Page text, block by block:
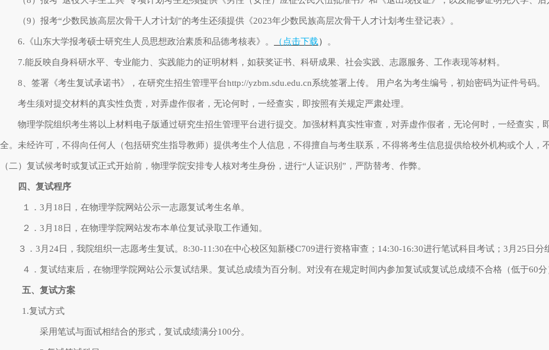
（9）报考“少数民族高层次骨干人才计划 ”的考生还须提供《2023年少数民族高层次骨干人才计划考生登记表》。
6. 《山东大学报考硕士研究生人员思想政治素质和品德考核表》。 （ 点击下载） 。
7.能反映自身科研水平、专业能力、实践能力的证明材料，如获奖证书、科研成果、社会实践、志愿服务、工作表现等材料。
8、签署《考生复试承诺书》，在研究生招生管理平台http://yzbm.sdu.edu.cn系统签署上传。 用户名为考生编号，初始密码为证件号码。
考生须对提交材料的真实性负责，对弄虚作假者，无论何时，一经查实，即按照有关规定严肃处理。
物理学院组织考生将以上材料电子版通过研究生招生管理平台进行提交。加强材料真实性审查，对弄虚作假者，无论何时，一经查实
全。未经许可，不得向任何人（包括研究生指导教师）提供考生个人信息，不得擅自与考生联系，不得将考生信息提供给校外机构或个人，
（二）复试候考时或复试正式开始前，物理学院安排专人核对考生身份，进行“人证识别”，严防替考、作弊。
四、复试程序
１． 3月 18 日，在物理学院网站公示一志愿复试考生名单。
２． 3月 18 日，在物理学院网站发布本单位复试录取工作通知。
３． 3月 24日，我院组织一志愿考生复试。 8:30-11:30在中心校区知新楼C709进行资格审查； 14:30-16:30进行笔试科目考试； 3月 25 日分
４．复试结束后，在物理学院网站公示复试结果。复试总成绩为百分制。对没有在规定时间内参加复试或复试总成绩不合格（低于60分
五、复试方案
1.复试方式
采用笔试与面试相结合的形式，复试成绩满分100分。